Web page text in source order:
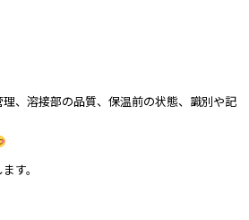
、溶接部の品質、保温前の状態、識別や記
す。